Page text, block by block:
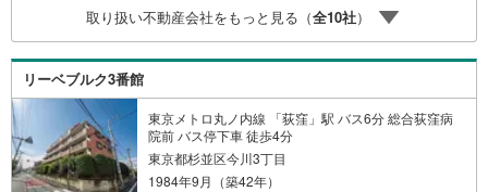
（諸費用もOK）お気軽にお問い合わせください。
取り扱い不動産会社をもっと見る（全10社）
リーベブルク3番館
東京メトロ丸ノ内線 「荻窪」駅 バス6分 総合荻窪病
院前 バス停下車 徒歩4分
東京都杉並区今川3丁目
1984年9月（築42年）